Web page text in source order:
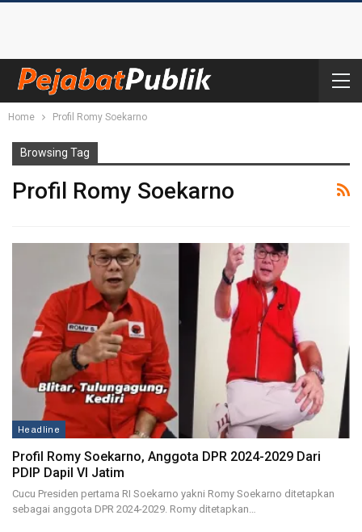
Home Profil Romy Soekarno
Browsing Tag
Profil Romy Soekarno
Headline
Profil Romy Soekarno, Anggota DPR 2024-2029 Dari
PDIP Dapil VI Jatim
Cucu Presiden pertama RI Soekarno yakni Romy Soekarno ditetapkan
sebagai anggota DPR 2024-2029. Romy ditetapkan…